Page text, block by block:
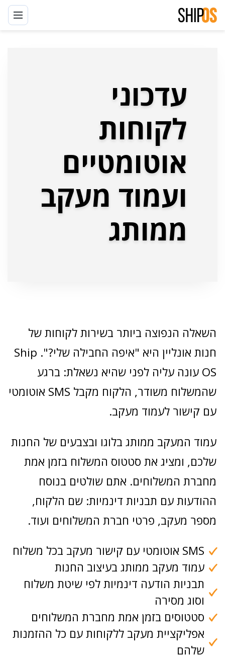
דלגו
לתוכן
עדכוני
לקוחות
אוטומטיים
ועמוד מעקב
ממותג
השאלה הנפוצה ביותר בשירות לקוחות של
חנות אונליין היא "איפה החבילה שלי?". Ship
OS עונה עליה לפני שהיא נשאלת: ברגע
שהמשלוח משודר, הלקוח מקבל SMS אוטומטי
עם קישור לעמוד מעקב.
עמוד המעקב ממותג בלוגו ובצבעים של החנות
שלכם, ומציג את סטטוס המשלוח בזמן אמת
מחברת המשלוחים. אתם שולטים בנוסח
ההודעות עם תבניות דינמיות: שם הלקוח,
מספר מעקב, פרטי חברת המשלוחים ועוד.
SMS אוטומטי עם קישור מעקב בכל משלוח
עמוד מעקב ממותג בעיצוב החנות
תבניות הודעה דינמיות לפי שיטת משלוח
וסוג מסירה
סטטוסים בזמן אמת מחברת המשלוחים
אפליקציית מעקב ללקוחות עם כל ההזמנות
שלהם